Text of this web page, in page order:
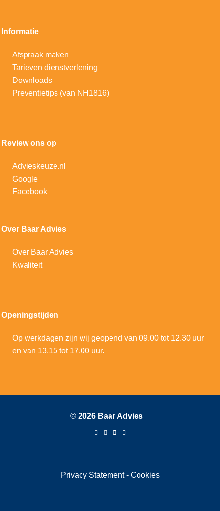
Informatie
Afspraak maken
Tarieven dienstverlening
Downloads
Preventietips (van NH1816)
Review ons op
Advieskeuze.nl
Google
Facebook
Over Baar Advies
Over Baar Advies
Kwaliteit
Openingstijden
Op werkdagen zijn wij geopend van 09.00 tot 12.30 uur
en van 13.15 tot 17.00 uur.
© 2026 Baar Advies
Privacy Statement- Cookies